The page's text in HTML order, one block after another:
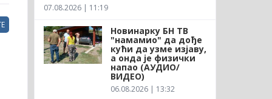
07.08.2026 | 11:19
Новинарку БН ТВ
"намамио" да дође
кући да узме изјаву,
а онда је физички
напао (АУДИО/
ВИДЕО)
06.08.2026 | 13:32